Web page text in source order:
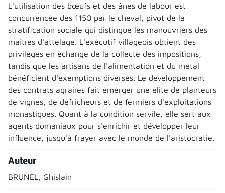
L'utilisation des bœufs et des ânes de labour est
concurrencée dès 1150 par le cheval, pivot de la
stratification sociale qui distingue les manouvriers des
maîtres d'attelage. L'exécutif villageois obtient des
privilèges en échange de la collecte des impositions,
tandis que les artisans de l'alimentation et du métal
bénéficient d'exemptions diverses. Le développement
des contrats agraires fait émerger une élite de planteurs
de vignes, de défricheurs et de fermiers d'exploitations
monastiques. Quant à la condition servile, elle sert aux
agents domaniaux pour s'enrichir et développer leur
influence, jusqu'à frayer avec le monde de l'aristocratie.
Auteur
BRUNEL, Ghislain